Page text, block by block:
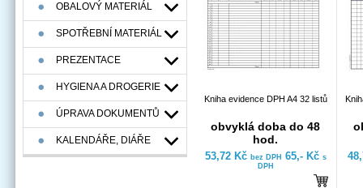
OBALOVÝ MATERIÁL
SPOTŘEBNÍ MATERIÁL
PREZENTACE
HYGIENA A DROGERIE
ÚPRAVA DOKUMENTŮ
KALENDÁŘE, DIÁŘE
Kniha evidence DPH A4 32 listů
obvyklá doba do 48
hod.
53,72 Kč bez DPH 65,- Kč s
DPH